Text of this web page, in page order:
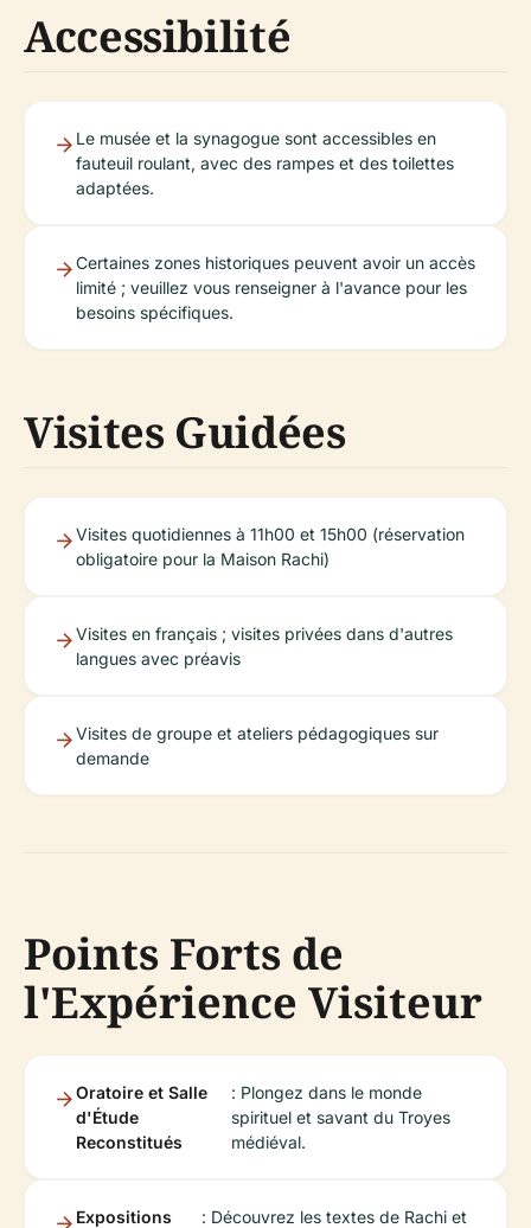
Accessibilité
Le musée et la synagogue sont accessibles en
fauteuil roulant, avec des rampes et des toilettes
adaptées.
Certaines zones historiques peuvent avoir un accès
limité ; veuillez vous renseigner à l'avance pour les
besoins spécifiques.
Visites Guidées
Visites quotidiennes à 11h00 et 15h00 (réservation
obligatoire pour la Maison Rachi)
Visites en français ; visites privées dans d'autres
langues avec préavis
Visites de groupe et ateliers pédagogiques sur
demande
Points Forts de
l'Expérience Visiteur
Oratoire et Salle
d'Étude
Reconstitués
: Plongez dans le monde
spirituel et savant du Troyes
médiéval.
Expositions
: Découvrez les textes de Rachi et